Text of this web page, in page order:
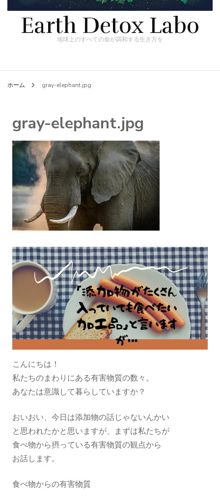
Earth Detox Labo
地球上のすべての命が調和する生き方を
ホーム gray-elephant.jpg
gray-elephant.jpg
こんにちは！
私たちのまわりにある有害物質の数々。
あなたは意識して暮らしていますか？
おいおい、今日は添加物の話じゃないんかい
と思われたかと思いますが、まずは私たちが
食べ物から摂っている有害物質の観点から
お話します。
食べ物からの有害物質